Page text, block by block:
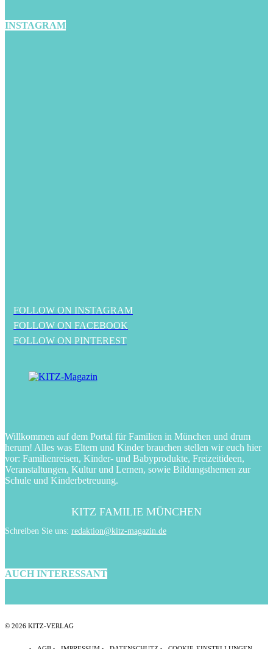
INSTAGRAM
FOLLOW ON INSTAGRAM
FOLLOW ON FACEBOOK
FOLLOW ON PINTEREST
Willkommen auf dem Portal für Familien in München und drum
herum! Alles was Eltern und Kinder brauchen stellen wir euch hier
vor: Familienreisen, Kinder- und Babyprodukte, Freizeitideen,
Veranstaltungen, Kultur und Lernen, sowie Bildungsthemen zur
Schule und Kinderbetreuung.
KITZ FAMILIE MÜNCHEN
Schreiben Sie uns: redaktion@kitz-magazin.de
AUCH INTERESSANT
© 2026 KITZ-VERLAG